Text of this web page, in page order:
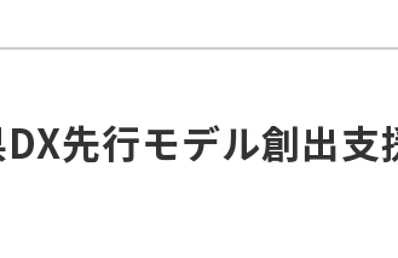
先行モデル創出